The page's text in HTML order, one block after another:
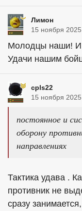
Лимон
15 ноября
Молодцы наши! И
Удачи нашим
cpls22
15 ноября
постоянное и
оборону
направлениях
Тактика удава .
противник не
сразу